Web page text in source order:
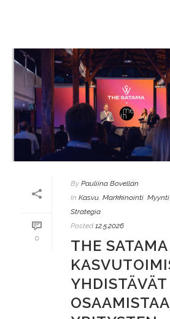
0
By Pauliina Bovellán
In Kasvu, Markkinointi, Myynti,
Strategia
Posted 12.5.2026
THE
YHDISTÄVÄT